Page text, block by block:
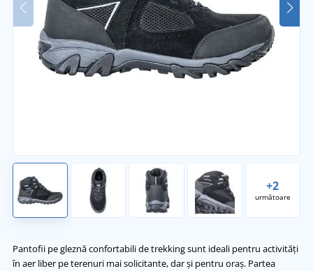
+2
următoare
Pantofii pe gleznă confortabili de trekking sunt ideali pentru activități
în aer liber pe terenuri mai solicitante, dar și pentru oraș. Partea